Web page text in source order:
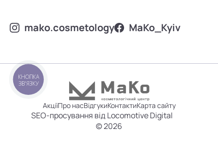
mako.cosmetology MаKo_Kyiv
АкціїПро насВідгукиКонтактиКарта сайту
SEO-просування від Locomotive Digital
© 2026
КНОПКА
ЗВ'ЯЗКУ